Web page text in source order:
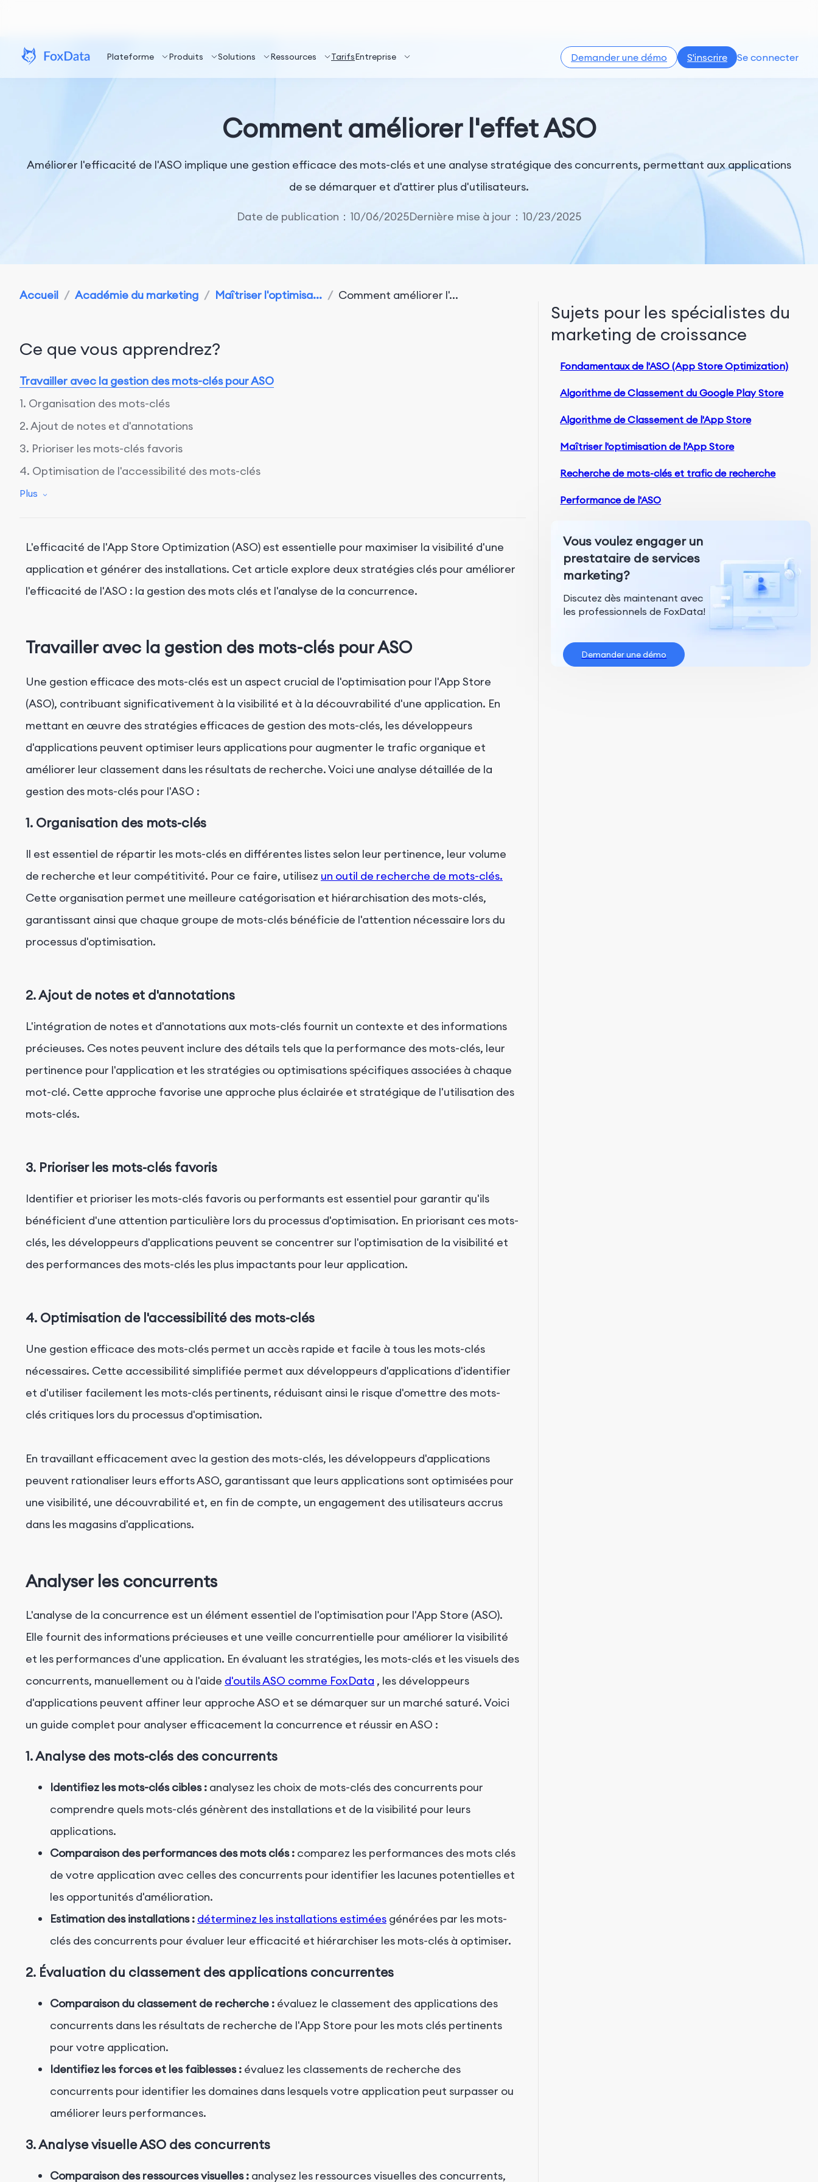
Plateforme Produits Solutions Ressources TarifsEntreprise Demander une démo S'inscrire Se connecter
Comment améliorer l'effet ASO
Améliorer l'efficacité de l'ASO implique une gestion efficace des mots-clés et une analyse stratégique des concurrents, permettant aux applications
de se démarquer et d'attirer plus d'utilisateurs.
Date de publication：10/06/2025Dernière mise à jour：10/23/2025
Accueil / Académie du marketing / Maîtriser l'optimisa... / Comment améliorer l'...
Ce que vous apprendrez?
Travailler avec la gestion des mots-clés pour ASO
1. Organisation des mots-clés
2. Ajout de notes et d'annotations
3. Prioriser les mots-clés favoris
4. Optimisation de l'accessibilité des mots-clés
Analyser les concurrents
4. Aperçu de la stratégie de localisation
Plus
L'efficacité de l'App Store Optimization (ASO) est essentielle pour maximiser la visibilité d'une
application et générer des installations. Cet article explore deux stratégies clés pour améliorer
l'efficacité de l'ASO : la gestion des mots clés et l'analyse de la concurrence.
Travailler avec la gestion des mots-clés pour ASO
Une gestion efficace des mots-clés est un aspect crucial de l'optimisation pour l'App Store
(ASO), contribuant significativement à la visibilité et à la découvrabilité d'une application. En
mettant en œuvre des stratégies efficaces de gestion des mots-clés, les développeurs
d'applications peuvent optimiser leurs applications pour augmenter le trafic organique et
améliorer leur classement dans les résultats de recherche. Voici une analyse détaillée de la
gestion des mots-clés pour l'ASO :
1. Organisation des mots-clés
Il est essentiel de répartir les mots-clés en différentes listes selon leur pertinence, leur volume
de recherche et leur compétitivité. Pour ce faire, utilisez un outil de recherche de mots-clés.
Cette organisation permet une meilleure catégorisation et hiérarchisation des mots-clés,
garantissant ainsi que chaque groupe de mots-clés bénéficie de l'attention nécessaire lors du
processus d'optimisation.
2. Ajout de notes et d'annotations
L'intégration de notes et d'annotations aux mots-clés fournit un contexte et des informations
précieuses. Ces notes peuvent inclure des détails tels que la performance des mots-clés, leur
pertinence pour l'application et les stratégies ou optimisations spécifiques associées à chaque
mot-clé. Cette approche favorise une approche plus éclairée et stratégique de l'utilisation des
mots-clés.
3. Prioriser les mots-clés favoris
Identifier et prioriser les mots-clés favoris ou performants est essentiel pour garantir qu'ils
bénéficient d'une attention particulière lors du processus d'optimisation. En priorisant ces mots-
clés, les développeurs d'applications peuvent se concentrer sur l'optimisation de la visibilité et
des performances des mots-clés les plus impactants pour leur application.
4. Optimisation de l'accessibilité des mots-clés
Une gestion efficace des mots-clés permet un accès rapide et facile à tous les mots-clés
nécessaires. Cette accessibilité simplifiée permet aux développeurs d'applications d'identifier
et d'utiliser facilement les mots-clés pertinents, réduisant ainsi le risque d'omettre des mots-
clés critiques lors du processus d'optimisation.
En travaillant efficacement avec la gestion des mots-clés, les développeurs d'applications
peuvent rationaliser leurs efforts ASO, garantissant que leurs applications sont optimisées pour
une visibilité, une découvrabilité et, en fin de compte, un engagement des utilisateurs accrus
dans les magasins d'applications.
Analyser les concurrents
L'analyse de la concurrence est un élément essentiel de l'optimisation pour l'App Store (ASO).
Elle fournit des informations précieuses et une veille concurrentielle pour améliorer la visibilité
et les performances d'une application. En évaluant les stratégies, les mots-clés et les visuels des
concurrents, manuellement ou à l'aide d'outils ASO comme FoxData , les développeurs
d'applications peuvent affiner leur approche ASO et se démarquer sur un marché saturé. Voici
un guide complet pour analyser efficacement la concurrence et réussir en ASO :
1. Analyse des mots-clés des concurrents
Identifiez les mots-clés cibles : analysez les choix de mots-clés des concurrents pour
comprendre quels mots-clés génèrent des installations et de la visibilité pour leurs
applications.
Comparaison des performances des mots clés : comparez les performances des mots clés
de votre application avec celles des concurrents pour identifier les lacunes potentielles et
les opportunités d'amélioration.
Estimation des installations : déterminez les installations estimées générées par les mots-
clés des concurrents pour évaluer leur efficacité et hiérarchiser les mots-clés à optimiser.
2. Évaluation du classement des applications concurrentes
Comparaison du classement de recherche : évaluez le classement des applications des
concurrents dans les résultats de recherche de l'App Store pour les mots clés pertinents
pour votre application.
Identifiez les forces et les faiblesses : évaluez les classements de recherche des
concurrents pour identifier les domaines dans lesquels votre application peut surpasser ou
améliorer leurs performances.
3. Analyse visuelle ASO des concurrents
Comparaison des ressources visuelles : analysez les ressources visuelles des concurrents,
Sujets pour les spécialistes du
marketing de croissance
Fondamentaux de l'ASO (App Store Optimization)
Algorithme de Classement du Google Play Store
Algorithme de Classement de l'App Store
Maîtriser l'optimisation de l'App Store
Recherche de mots-clés et trafic de recherche
Performance de l'ASO
Vous voulez engager un
prestataire de services
marketing?
Discutez dès maintenant avec
les professionnels de FoxData!
Demander une démo